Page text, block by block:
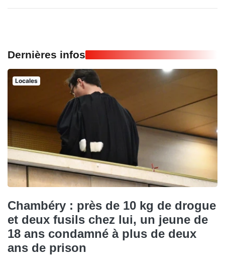
Dernières infos
Locales
Chambéry : près de 10 kg de drogue
et deux fusils chez lui, un jeune de
18 ans condamné à plus de deux
ans de prison